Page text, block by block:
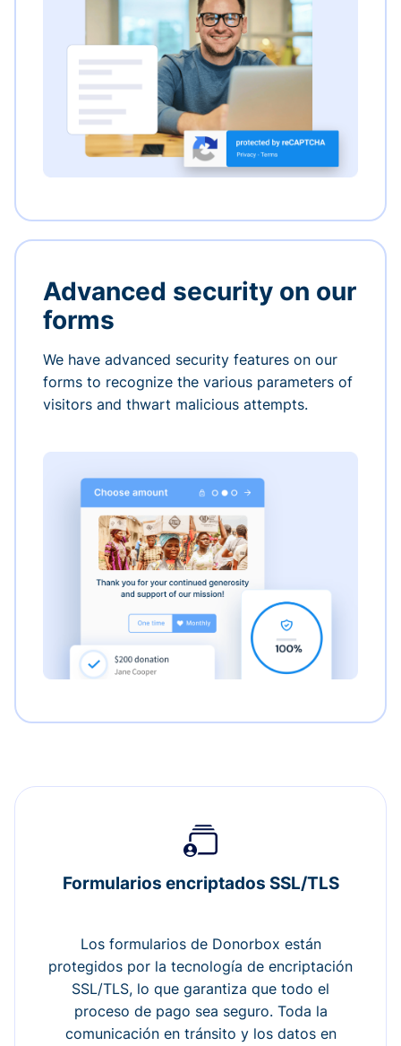
Advanced security on our
forms
We have advanced security features on our
forms to recognize the various parameters of
visitors and thwart malicious attempts.
Formularios encriptados SSL/TLS
Los formularios de Donorbox están
protegidos por la tecnología de encriptación
SSL/TLS, lo que garantiza que todo el
proceso de pago sea seguro. Toda la
comunicación en tránsito y los datos en